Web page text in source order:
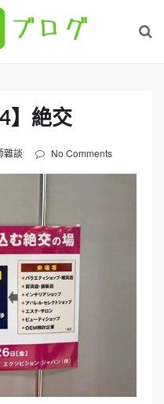
】絶交
雜談 No Comments